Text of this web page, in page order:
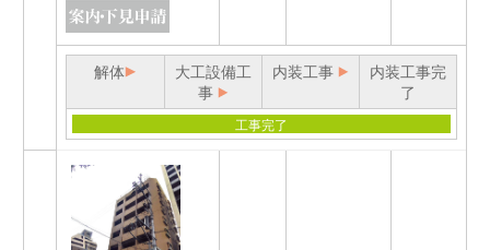
解体
大工設備工
事
内装工事
内装工事完
了
工事完了